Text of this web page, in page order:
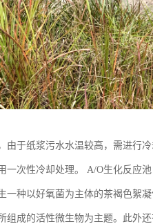
由于纸浆污水水温较高，需进行
次性冷却处理。 A/O生化反应池
一种以好氧菌为主体的茶褐色絮
组成的活性微生物为主题。此外